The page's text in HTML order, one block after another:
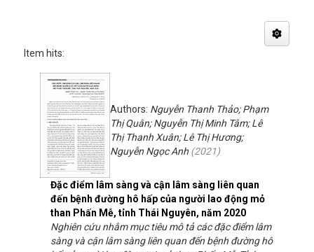
Item hits:
Đặc điểm lâm sàng và cận lâm sàng liên quan
đến bệnh đường hô hấp của người lao động mỏ
than Phấn Mễ, tỉnh Thái Nguyên, năm 2020
Authors: Nguyễn Thanh Thảo; Phạm
Thị Quân; Nguyễn Thị Minh Tâm; Lê
Thị Thanh Xuân; Lê Thị Hương;
Nguyễn Ngọc Anh (2021)
Nghiên cứu nhằm mục tiêu mô tả các đặc điểm lâm
sàng và cận lâm sàng liên quan đến bệnh đường hô